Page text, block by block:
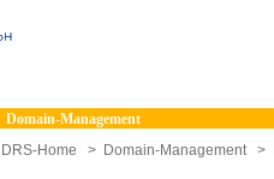
Domain-Management
DRS-Home
> Domain-Management >